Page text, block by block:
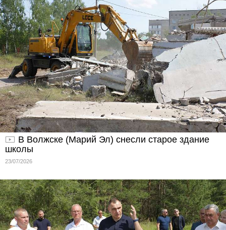
В Волжске (Марий Эл) снесли старое здание
школы
23/07/2026